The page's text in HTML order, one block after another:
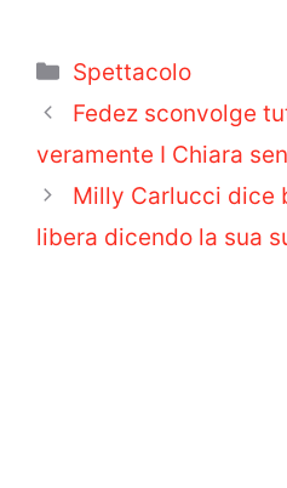
Categorie
Spettacolo
Fedez sconvolge
veramente I Chiara
Milly Carlucci dice
libera dicendo la sua